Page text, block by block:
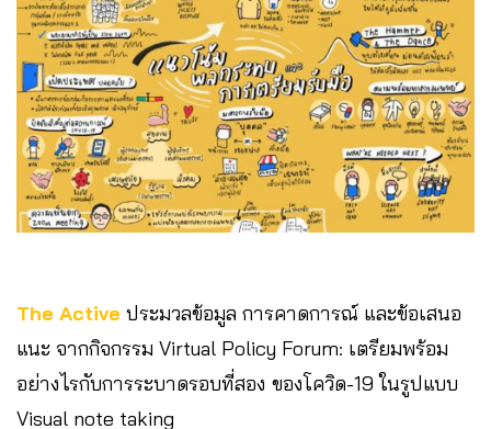
The​ Active ​ ประมวลข้อมูล การคาดการณ์ และข้อเสนอ
แนะ จากกิจกรรม Virtual Policy Forum: เตรียมพร้อม
อย่างไรกับการระบาดรอบที่สอง ของโควิด-19 ในรูปแบบ
Visual note taking